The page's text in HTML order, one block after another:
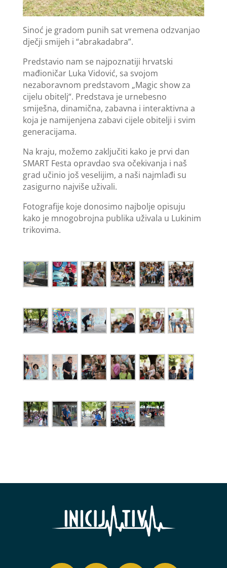
Sinoć je gradom punih sat vremena odzvanjao
dječji smijeh i “abrakadabra”.
Predstavio nam se najpoznatiji hrvatski
mađioničar Luka Vidović, sa svojom
nezaboravnom predstavom „Magic show za
cijelu obitelj“. Predstava je urnebesno
smiješna, dinamična, zabavna i interaktivna a
koja je namijenjena zabavi cijele obitelji i svim
generacijama.
Na kraju, možemo zaključiti kako je prvi dan
SMART Festa opravdao sva očekivanja i naš
grad učinio još veselijim, a naši najmlađi su
zasigurno najviše uživali.
Fotografije koje donosimo najbolje opisuju
kako je mnogobrojna publika uživala u Lukinim
trikovima.